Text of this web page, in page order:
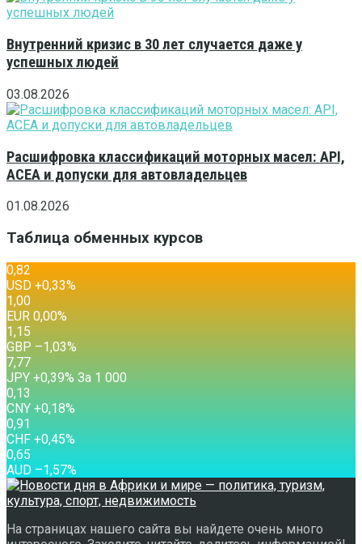
Внутренний кризис в 30 лет случается даже у
успешных людей
03.08.2026
Расшифровка классификаций моторных масел: API,
ACEA и допуски для автовладельцев
01.08.2026
Таблица обменных курсов
0,82
USD +0,33%
1,00
EUR 0,00%
1,15
GBP –1,03%
7,77
JPY +0,39% За 1 000
0,13
CNY +0,18%
0,91
CHF +0,45%
0,65
AUD –1,57%
На страницах нашего сайта вы найдете очень много